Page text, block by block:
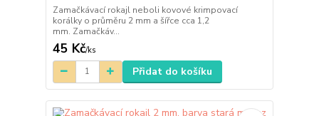
Zamačkávací rokajl neboli kovové krimpovací
korálky o průměru 2 mm a šířce cca 1,2
mm. Zamačkáv...
45 Kč/ks
Přidat do košíku